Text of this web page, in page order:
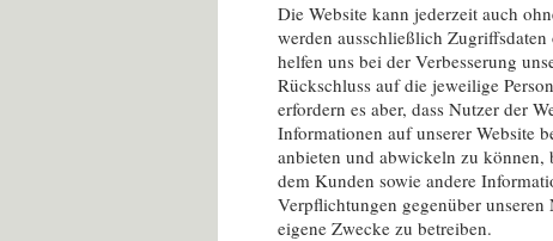
Die Website kann jederzeit auch
werden ausschließlich
helfen uns bei der Verbesserung
Rückschluss auf die jeweilige
erfordern es aber, dass Nutzer der
Informationen auf unserer Website
anbieten und abwickeln zu
dem Kunden sowie andere
Verpflichtungen gegenüber
eigene Zwecke zu betreiben.